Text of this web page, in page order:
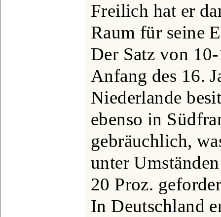
Freilich hat er
Raum für seine
Der Satz von
Anfang des 16.
Niederlande
ebenso in
gebräuchlich,
unter
20 Proz.
In Deutschland